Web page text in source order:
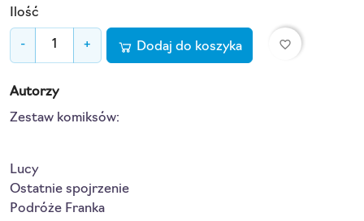
Ilość
- + Dodaj do koszyka favorite_border
Autorzy
Zestaw komiksów:
Lucy
Ostatnie spojrzenie
Podróże Franka